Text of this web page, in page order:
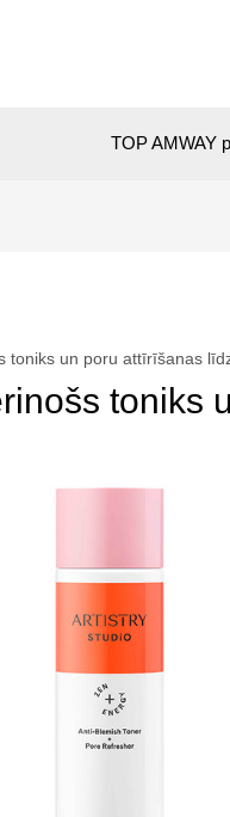
TOP AMWAY
toniks un poru attīrīšanas
toniks